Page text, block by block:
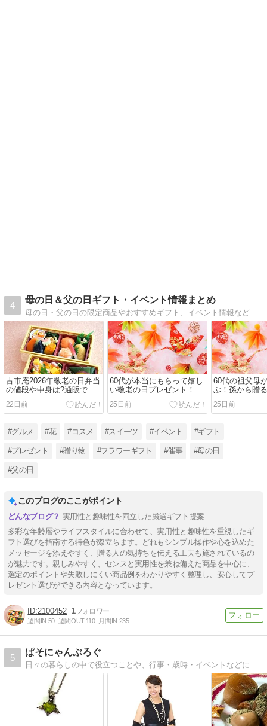
4
母の日＆父の日ギフト・イベント情報まとめ
母の日・父の日の限定商品やおすすめギフト、イベント情報などのまとめサイト
古市庵2026年敬老の日弁当
の値段や中身は?通販で贈
れる寿司や惣菜もおすすめ!
22日前
60代が本当にもらって嬉し
い敬老の日プレゼント！リ
アルに喜ばれる人気ギフト
10選
25日前
60代の祖父母
ぶ！孫から贈
い」敬老の日
25日前
#グルメ #花 #コスメ #スイーツ #イベント #ギフト
#プレゼント #贈り物 #フラワーギフト #催事 #母の日
#父の日
このブログのここがポイント
実用性と趣味性を両立した厳選ギフト提案
多彩な年齢層やライフスタイルに合わせて、実用性と趣味性を重視したギ
フト選びを指南する特色が際立ちます。どれもシンプル操作や心を込めた
メッセージを添えやすく、贈る人の気持ちを伝える工夫も施されているの
が魅力です。親しみやすく、センスと実用性を兼ね備えた商品を中心に、
選定のポイントや失敗しにくい商品例をわかりやすく整理し、安心してプ
レゼント選びができる内容となっています。
2100452 1
週間IN:50 週間OUT:110 月間IN:235
5
ぱそにゃんぶろぐ
日々の暮らしの中で役立つことや、行事・歳時・イベントなどについて書いています。